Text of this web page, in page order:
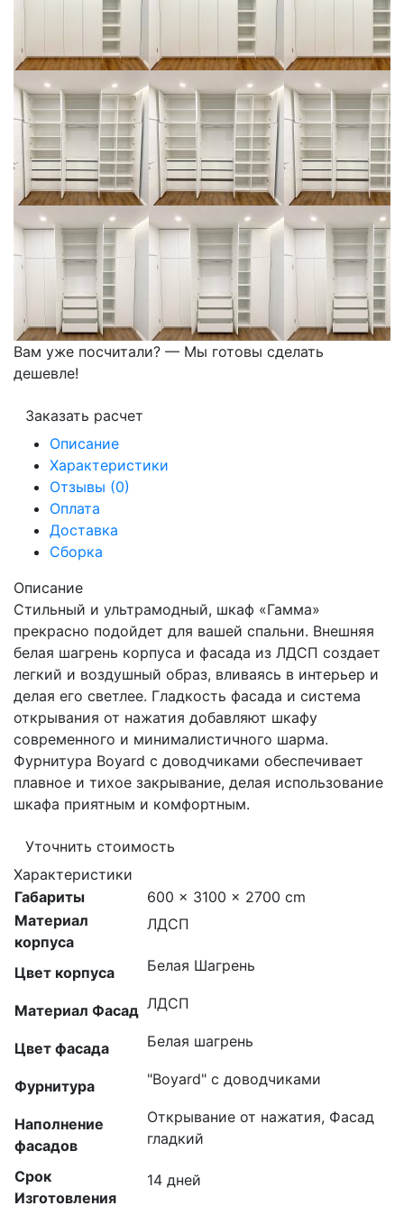
Вам уже посчитали? — Мы готовы сделать
дешевле!
Заказать расчет
Описание
Характеристики
Отзывы (0)
Оплата
Доставка
Сборка
Описание
Стильный и ультрамодный, шкаф «Гамма»
прекрасно подойдет для вашей спальни. Внешняя
белая шагрень корпуса и фасада из ЛДСП создает
легкий и воздушный образ, вливаясь в интерьер и
делая его светлее. Гладкость фасада и система
открывания от нажатия добавляют шкафу
современного и минималистичного шарма.
Фурнитура Boyard с доводчиками обеспечивает
плавное и тихое закрывание, делая использование
шкафа приятным и комфортным.
Уточнить стоимость
Характеристики
Габариты
600 × 3100 × 2700 cm
Материал
корпуса
ЛДСП
Цвет корпуса Белая Шагрень
Материал Фасад ЛДСП
Цвет фасада Белая шагрень
Фурнитура "Boyard" с доводчиками
Наполнение
фасадов
Открывание от нажатия, Фасад
гладкий
Срок
Изготовления
14 дней